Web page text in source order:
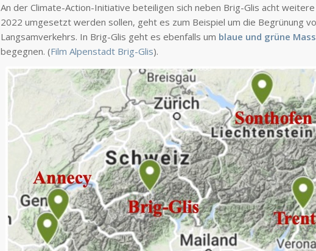
An der Climate-Action-Initiative beteiligen sich neben Brig-Glis acht
2022 umgesetzt werden sollen, geht es zum Beispiel um die Begrünung
Langsamverkehrs. In Brig-Glis geht es ebenfalls um blaue und grüne
begegnen. (Film Alpenstadt Brig-Glis).